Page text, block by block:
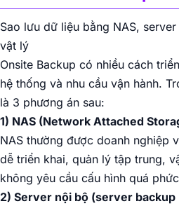
Sao lưu dữ liệu bằng NAS,
vật lý
Onsite Backup có nhiều cách
hệ thống và nhu cầu vận hành.
là 3 phương án sau:
1) NAS (Network Attached
NAS thường được doanh nghiệp
dễ triển khai, quản lý tập trung,
không yêu cầu cấu hình quá
2) Server nội bộ (server backup